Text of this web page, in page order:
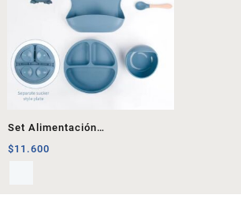
Set Alimentación
Complementaria 2
$11.600